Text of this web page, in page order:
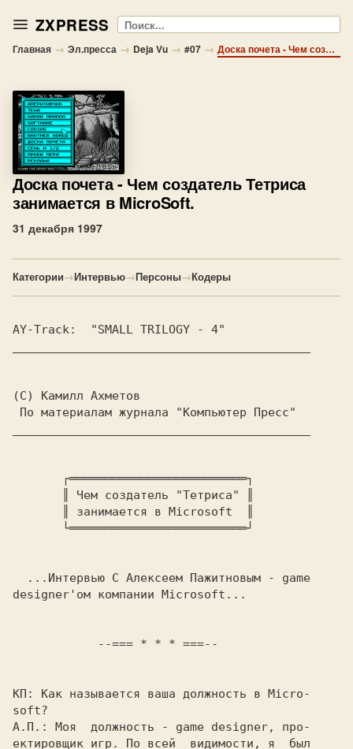
ZXPRESS Поиск
Главная → Эл.пресса → Deja Vu → #07 → Доска почета - Чем создатель Тетриса занимается в MicroSoft.
Доска почета- Чем создатель Тетриса
занимается в MicroSoft.
31 декабря 1997
Категории→Интервью→Персоны→Кодеры
AY-Track:  "SMALL TRILOGY - 4"
(C) Камилл Ахметов
       ┌═════════════════════════┐
Чем создатель "Тетриса"
занимается в Microsoft
  ...Интервью С
Алексеем Пажитновым - game
designer' ом компании Microsoft...
КП: Как называется ваша должность в Micro-
soft?
А.П.: Моя  должность - game designer, про-
ектировщик игр. По всей  видимости, я  был